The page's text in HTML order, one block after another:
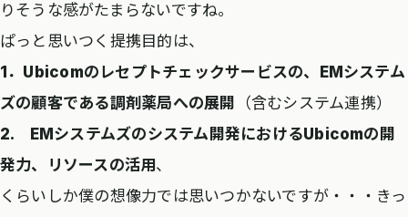
りそうな感がたまらないですね。
ぱっと思いつく提携目的は、
1．Ubicomのレセプトチェックサービスの、EMシステム
ズの顧客である調剤薬局への展開
（含むシステム連携）
2. EMシステムズのシステム開発におけるUbicomの開
発力、リソースの活用 、
くらいしか僕の想像力では思いつかないですが・・・きっ